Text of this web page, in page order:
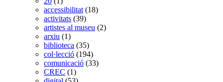
accessibilitat (18)
activitats (39)
artistes al museu (2)
arxiu (1)
biblioteca (35)
col·lecció (194)
comunicació (33)
CREC (1)